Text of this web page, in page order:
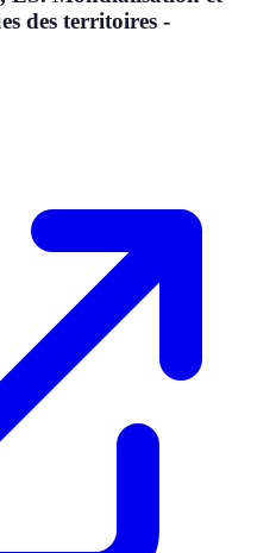
des territoires -